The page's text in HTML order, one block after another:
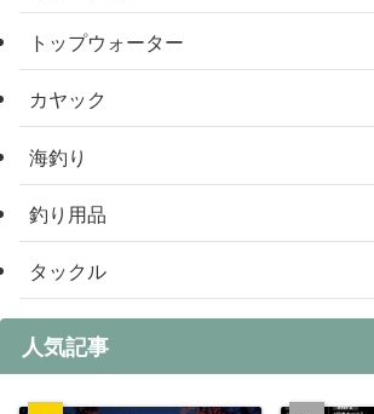
トップウォーター
カヤック
海釣り
釣り用品
タックル
人気記事